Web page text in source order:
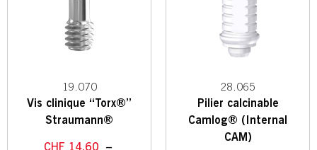
19.070
Vis clinique “Torx®”
Straumann®
28.065
Pilier calcinable
Camlog® (Internal
CAM)